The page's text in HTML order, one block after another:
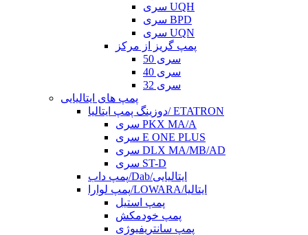
سری UQH
سری BPD
سری UQN
پمپ گریز از مرکز
سری 50
سری 40
سری 32
پمپ های ایتالیایی
دوزینگ پمپ ایتالیا/ ETATRON
سری PKX MA/A
سری E ONE PLUS
سری DLX MA/MB/AD
سری ST-D
پمپ داب/Dab/ایتالیایی
پمپ لوارا/LOWARA/ایتالیا
پمپ استیل
پمپ خودمکش
پمپ سانتریفیوژی